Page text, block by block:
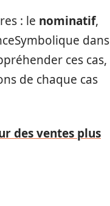
: le nominatif,
dans
ces cas,
de chaque cas
des ventes plus